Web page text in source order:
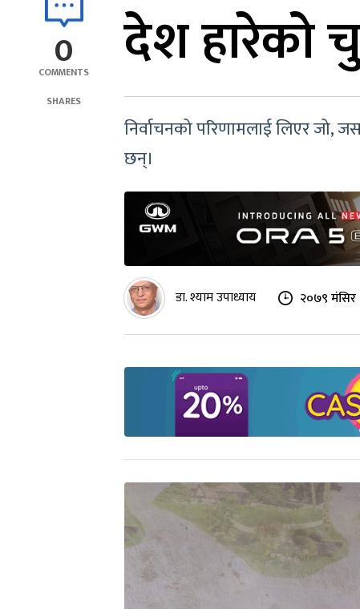
0
COMMENTS
SHARES
देश हारेको
निर्वाचनको परिणामलाई लिएर जो,
छन्।
डा. श्याम उपाध्याय २०७९